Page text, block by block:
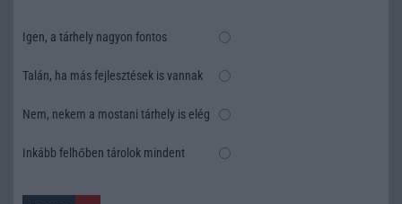
Igen, a tárhely nagyon fontos
Talán, ha más fejlesztések is vannak
Nem, nekem a mostani tárhely is elég
Inkább felhőben tárolok mindent